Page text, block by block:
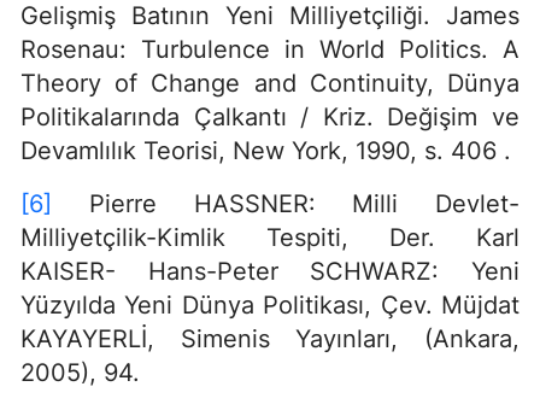
Gelişmiş Batının Yeni Milliyetçiliği. James
Rosenau: Turbulence in World Politics. A
Theory of Change and Continuity, Dünya
Politikalarında Çalkantı / Kriz. Değişim ve
Devamlılık Teorisi, New York, 1990, s. 406 .
[6]
Pierre HASSNER: Milli Devlet-
Milliyetçilik-Kimlik Tespiti, Der. Karl
KAISER- Hans-Peter SCHWARZ: Yeni
Yüzyılda Yeni Dünya Politikası, Çev. Müjdat
KAYAYERLİ, Simenis Yayınları, (Ankara,
2005), 94.